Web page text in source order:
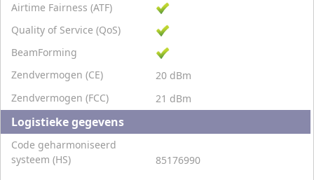
Airtime Fairness (ATF)
Quality of Service (QoS)
BeamForming
Zendvermogen (CE)
20 dBm
Zendvermogen (FCC)
21 dBm
Logistieke gegevens
Code geharmoniseerd
systeem (HS)
85176990